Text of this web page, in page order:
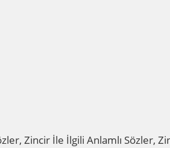
Zincir İle İlgili Anlamlı Sözler,